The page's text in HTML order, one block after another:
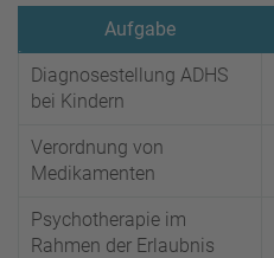
Aufgabe
Diagnosestellung ADHS
bei Kindern
Verordnung von
Medikamenten
Psychotherapie im
Rahmen der Erlaubnis